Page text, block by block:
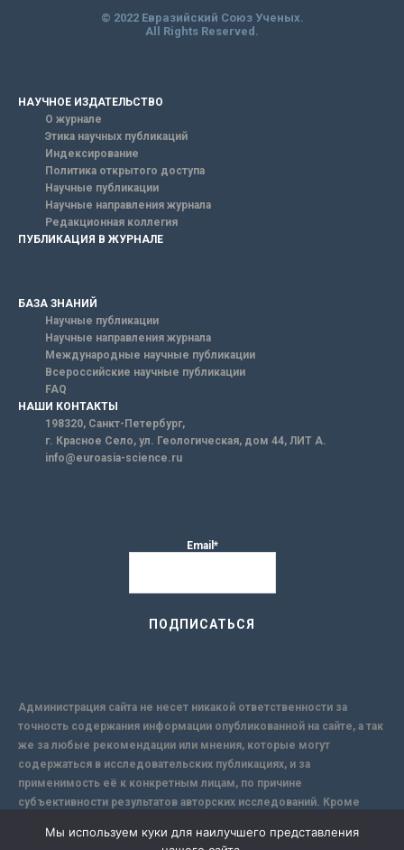
© 2022 Евразийский Союз Ученых.
All Rights Reserved.
НАУЧНОЕ ИЗДАТЕЛЬСТВО
О журнале
Этика научных публикаций
Индексирование
Политика открытого доступа
Научные публикации
Научные направления журнала
Редакционная коллегия
ПУБЛИКАЦИЯ В ЖУРНАЛЕ
БАЗА ЗНАНИЙ
Научные публикации
Научные направления журнала
Международные научные публикации
Всероссийские научные публикации
FAQ
НАШИ КОНТАКТЫ
198320, Санкт-Петербург,
г. Красное Село, ул. Геологическая, дом 44, ЛИТ А.
info@euroasia-science.ru
Email*
Администрация сайта не несет никакой ответственности за
точность содержания информации опубликованной на сайте, а так
же за любые рекомендации или мнения, которые могут
содержаться в исследовательских публикациях, и за
применимость её к конкретным лицам, по причине
субъективности результатов авторских исследований. Кроме
надежной защиты информации, Сайт не несет ответственности за
Мы используем куки для наилучшего представления